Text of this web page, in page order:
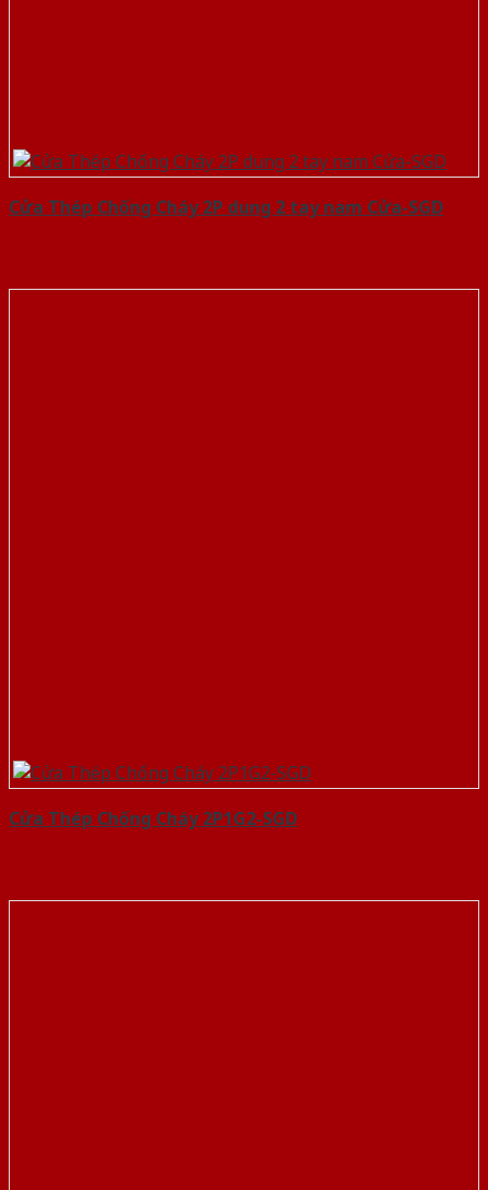
Cửa Thép Chống Cháy 2P dung 2 tay nam Cửa-SGD
Cửa Thép Chống Cháy 2P1G2-SGD